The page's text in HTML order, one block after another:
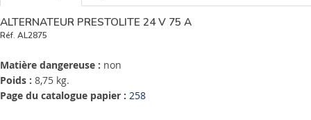
ALTERNATEUR PRESTOLITE 24 V 75 A
Réf. AL2875
Matière dangereuse : non
Poids : 8,75 kg.
Page du catalogue papier : 258